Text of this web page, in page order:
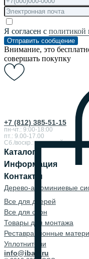
+7 (812) 385-51-15
пн-чт.: 9:00-18:00
пт.: 9.00-17.00
Сб./воскр.: выходной
Каталог
Информация
Контакты
Дерево-алюминиевые
Все для дверей
Все для окон
Товары для монтажа
Реставрационные
Уплотнители
info@ibau.ru
Я согласен с политикой
Отправить сообщение
Внимание, это
совершать покупку